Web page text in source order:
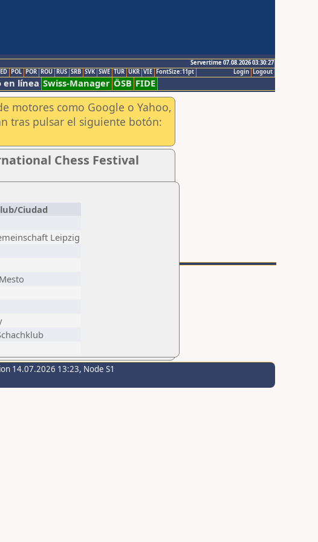
Servertime 07.08.2026 03:30:27
Logout
Login
POL POR ROU RUS SRB SVK SWE TUR UKR VIE FontSize:11pt
en línea Swiss-Manager ÖSB FIDE
motores como Google o Yahoo,
tras pulsar el siguiente botón:
Chess Festival
Ciudad
Leipzig
14.07.2026 13:23, Node S1